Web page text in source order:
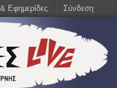
Εφημερίδες Σύνδεση